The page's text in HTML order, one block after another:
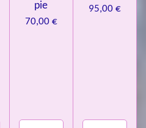
pie
70,00 €
95,00 €